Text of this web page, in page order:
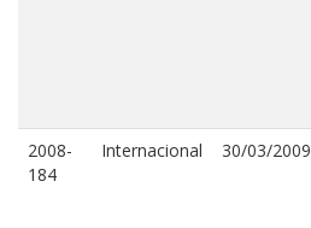
2008-
184
Internacional 30/03/2009